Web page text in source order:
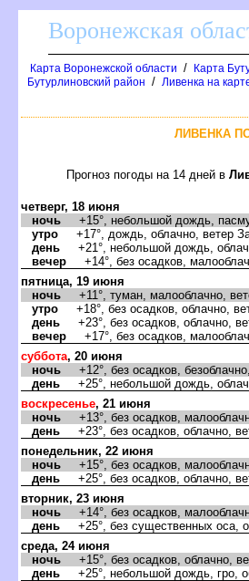
оронежская
Карта Воронежской области /
Карта
Бутурлиновский район / Ливенка на
ЛИВЕНКА
Прогноз погоды на 14 дней
четверг, 18 июня
ночь +15°, небольшой дождь,
утро +17°, дождь, облачно, ветер
день +21°, небольшой дождь,
ечер +14°, без осадков,
пятница, 19 июня
ночь +11°, туман, малооблачно,
утро +18°, без осадков, облачно,
день +23°, без осадков, облачно,
ечер +17°, без осадков,
суббота, 20 июня
ночь +12°, без осадков,
день +25°, небольшой дождь,
оскресенье, 21 июня
ночь +13°, без осадков,
день +23°, без осадков, облачно,
понедельник, 22 июня
ночь +15°, без осадков,
день +25°, без осадков, облачно,
торник, 23 июня
ночь +14°, без осадков,
день +25°, без существенных оса,
среда, 24 июня
ночь +15°, без осадков, облачно,
день +25°, небольшой дождь, гро,